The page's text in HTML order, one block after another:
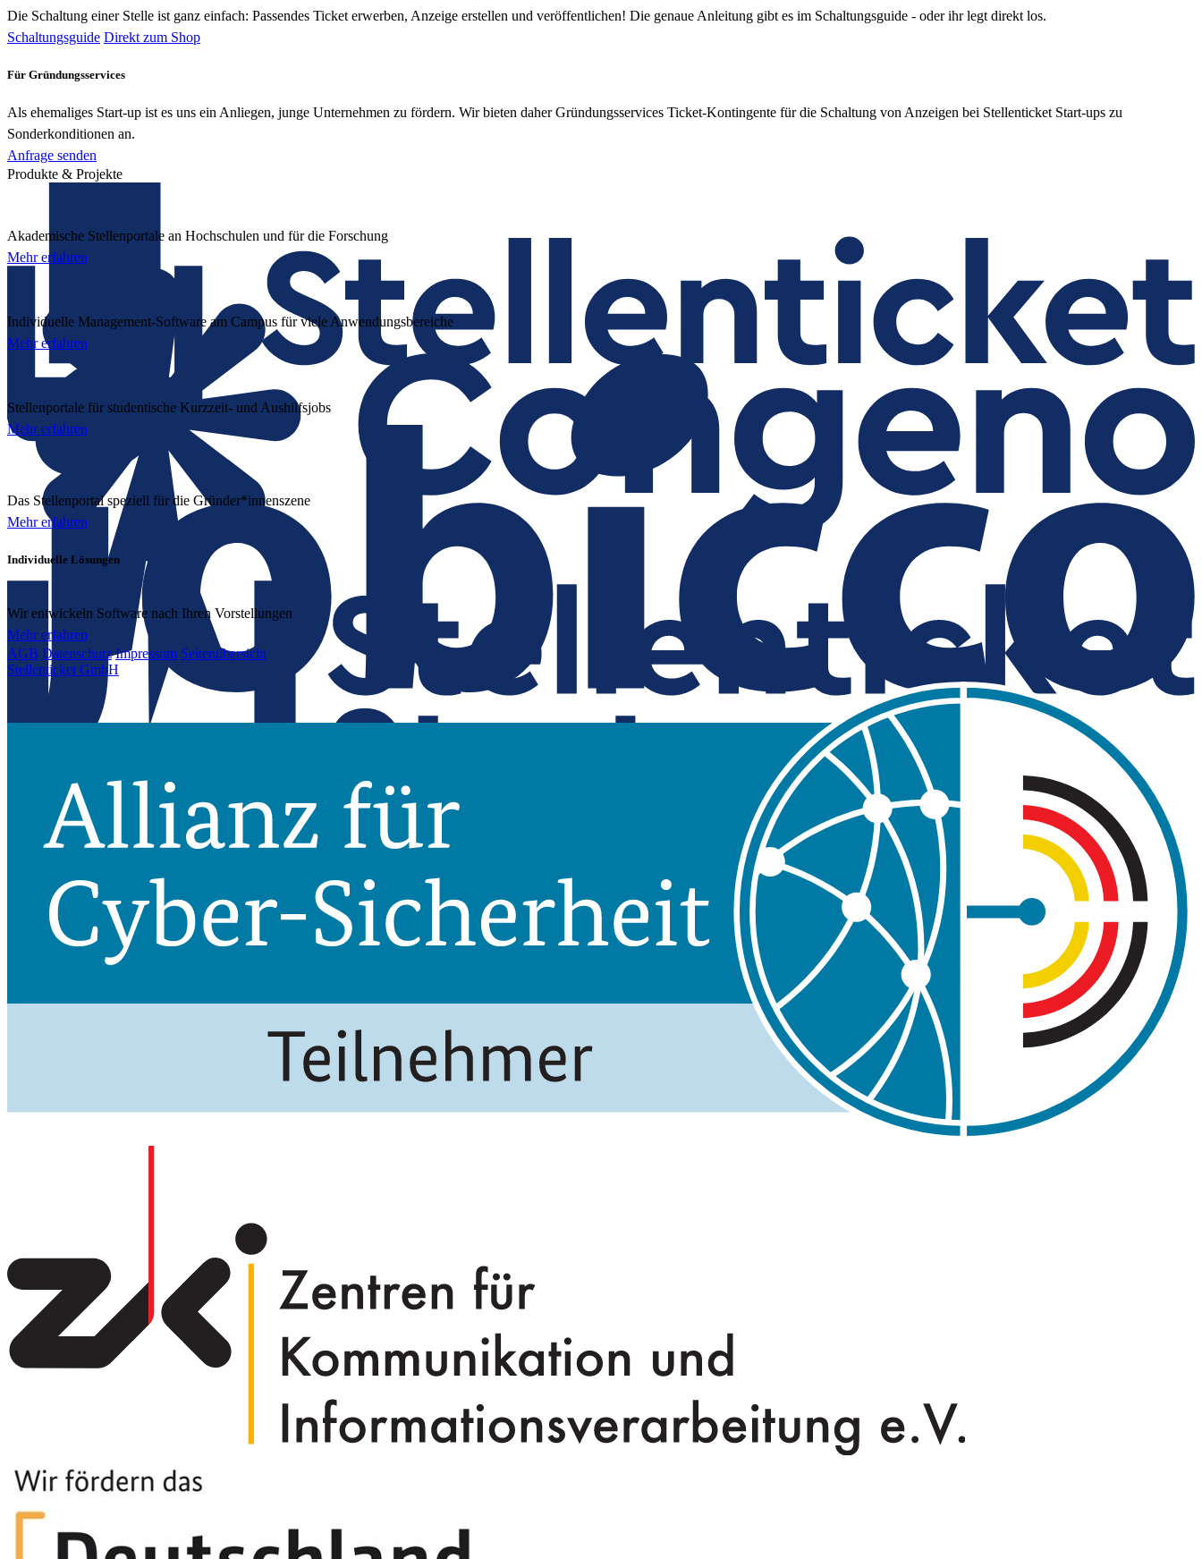
Die Schaltung einer Stelle ist ganz einfach: Passendes Ticket erwerben, Anzeige erstellen und veröffentlichen! Die genaue Anleitung gibt es im Schaltungsguide - oder ihr legt direkt los.
Schaltungsguide Direkt zum Shop
Für Gründungsservices
Als ehemaliges Start-up ist es uns ein Anliegen, junge Unternehmen zu fördern. Wir bieten daher Gründungsservices Ticket-Kontingente für die Schaltung von Anzeigen bei Stellenticket Start-ups zu
Sonderkonditionen an.
Anfrage senden
Produkte & Projekte
Akademische Stellenportale an Hochschulen und für die Forschung
Mehr erfahren
Individuelle Management-Software am Campus für viele Anwendungsbereiche
Mehr erfahren
Stellenportale für studentische Kurzzeit- und Aushilfsjobs
Mehr erfahren
Das Stellenportal speziell für die Gründer*innenszene
Mehr erfahren
Individuelle Lösungen
Wir entwickeln Software nach Ihren Vorstellungen
Mehr erfahren
AGB Datenschutz Impressum Seitenübersicht
Stellenticket GmbH